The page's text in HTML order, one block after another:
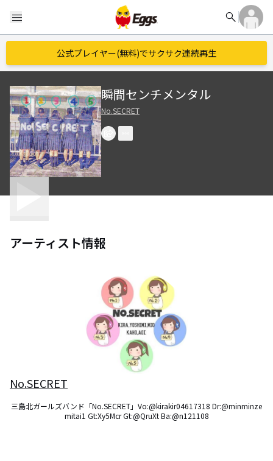
menu search
公式プレイヤー(無料)でサクサク連続再生
瞬間センチメンタル
No.SECRET
アーティスト情報
No.SECRET
三島北ガールズバンド「No.SECRET」Vo:@kirakir04617318 Dr:@minminze
mitai1 Gt:Xy5Mcr Gt:@QruXt Ba:@n121108